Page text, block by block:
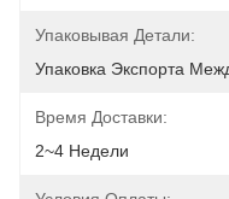
Упаковывая Детали:
Упаковка Экспорта
Время Доставки:
2~4 Недели